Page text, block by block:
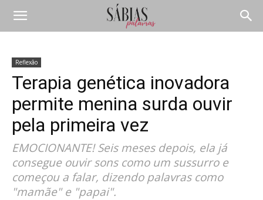
Reflexão
Terapia genética inovadora
permite menina surda ouvir
pela primeira vez
EMOCIONANTE! Seis meses depois, ela já
consegue ouvir sons como um sussurro e
começou a falar, dizendo palavras como
"mamãe" e "papai".